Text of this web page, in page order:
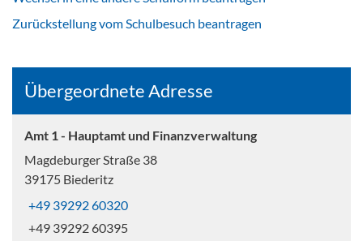
Zurückstellung vom Schulbesuch beantragen
Übergeordnete Adresse
Amt 1 - Hauptamt und Finanzverwaltung
Magdeburger Straße 38
39175 Biederitz
+49 39292 60320
+49 39292 60395